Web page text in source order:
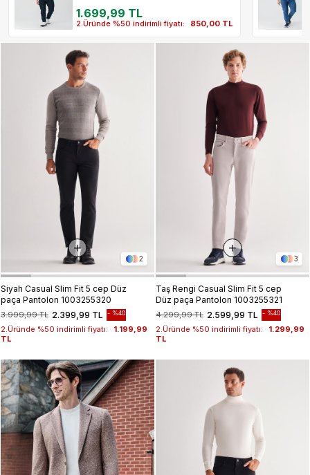
1.699,99 TL
2.Üründe %50 indirimli fiyatı: 850,00 TL
2
Siyah Casual Slim Fit 5 cep Düz
paça Pantolon 1003255320
2.399,99 TL
3.999,99 TL %40
2.Üründe %50 indirimli fiyatı:
1.199,99
TL
3
Taş Rengi Casual Slim Fit 5 cep
Düz paça Pantolon 1003255321
2.599,99 TL
4.299,99 TL %40
2.Üründe %50 indirimli fiyatı:
1.299,99
TL